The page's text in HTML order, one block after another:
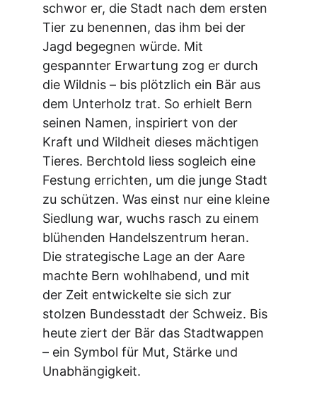
schwor er, die Stadt nach dem ersten
Tier zu benennen, das ihm bei der
Jagd begegnen würde. Mit
gespannter Erwartung zog er durch
die Wildnis – bis plötzlich ein Bär aus
dem Unterholz trat. So erhielt Bern
seinen Namen, inspiriert von der
Kraft und Wildheit dieses mächtigen
Tieres. Berchtold liess sogleich eine
Festung errichten, um die junge Stadt
zu schützen. Was einst nur eine kleine
Siedlung war, wuchs rasch zu einem
blühenden Handelszentrum heran.
Die strategische Lage an der Aare
machte Bern wohlhabend, und mit
der Zeit entwickelte sie sich zur
stolzen Bundesstadt der Schweiz. Bis
heute ziert der Bär das Stadtwappen
– ein Symbol für Mut, Stärke und
Unabhängigkeit.